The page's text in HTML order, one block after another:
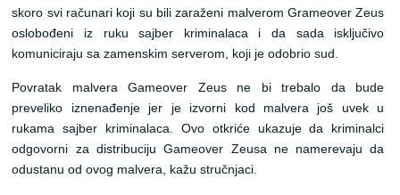
skoro svi računari koji su bili zaraženi malverom Grameover Zeus
oslobođeni iz ruku sajber kriminalaca i da sada isključivo
komuniciraju sa zamenskim serverom, koji je odobrio sud.
Povratak malvera Gameover Zeus ne bi trebalo da bude
preveliko iznenađenje jer je izvorni kod malvera još uvek u
rukama sajber kriminalaca. Ovo otkriće ukazuje da kriminalci
odgovorni za distribuciju Gameover Zeusa ne namerevaju da
odustanu od ovog malvera, kažu stručnjaci.